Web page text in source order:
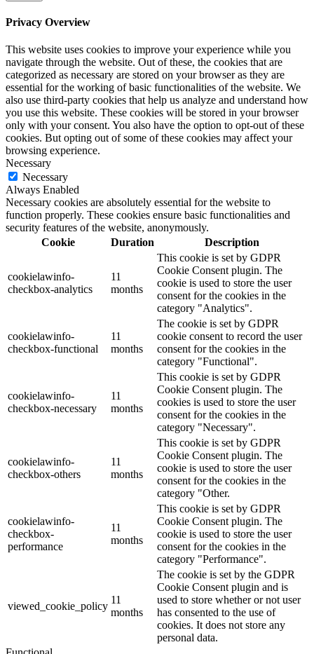
Privacy Overview
This website uses cookies to improve your experience while you
navigate through the website. Out of these, the cookies that are
categorized as necessary are stored on your browser as they are
essential for the working of basic functionalities of the website. We
also use third-party cookies that help us analyze and understand how
you use this website. These cookies will be stored in your browser
only with your consent. You also have the option to opt-out of these
cookies. But opting out of some of these cookies may affect your
browsing experience.
Necessary
Necessary
Always Enabled
Necessary cookies are absolutely essential for the website to
function properly. These cookies ensure basic functionalities and
security features of the website, anonymously.
Cookie
Duration Description
cookielawinfo-
checkbox-analytics
11
months
This cookie is set by GDPR
Cookie Consent plugin. The
cookie is used to store the user
consent for the cookies in the
category "Analytics".
cookielawinfo-
checkbox-functional
11
months
The cookie is set by GDPR
cookie consent to record the user
consent for the cookies in the
category "Functional".
cookielawinfo-
checkbox-necessary
11
months
This cookie is set by GDPR
Cookie Consent plugin. The
cookies is used to store the user
consent for the cookies in the
category "Necessary".
cookielawinfo-
checkbox-others
11
months
This cookie is set by GDPR
Cookie Consent plugin. The
cookie is used to store the user
consent for the cookies in the
category "Other.
cookielawinfo-
checkbox-
performance
11
months
This cookie is set by GDPR
Cookie Consent plugin. The
cookie is used to store the user
consent for the cookies in the
category "Performance".
viewed_cookie_policy
11
months
The cookie is set by the GDPR
Cookie Consent plugin and is
used to store whether or not user
has consented to the use of
cookies. It does not store any
personal data.